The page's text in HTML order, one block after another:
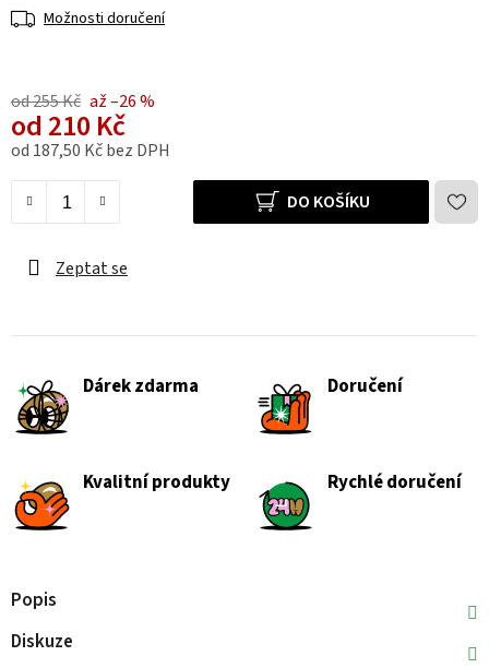
Možnosti doručení
od 255 Kč až –26 %
od 210 Kč
od 187,50 Kčbez DPH
DO KOŠÍKU
Zeptat se
Dárek zdarma Doručení
Kvalitní produkty Rychlé doručení
Popis
Diskuze